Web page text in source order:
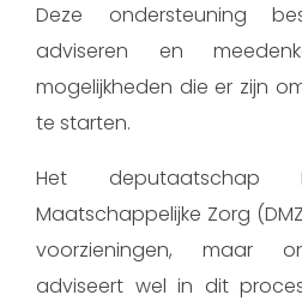
Deze ondersteuning
adviseren en
mogelijkheden die er zijn
te starten.
Het deputaatschap
Maatschappelijke Zorg
voorzieningen, maar
adviseert wel in dit